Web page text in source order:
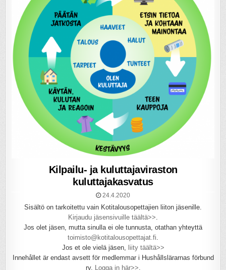
Kilpailu- ja kuluttajaviraston
kuluttajakasvatus
24.4.2020
Sisältö on tarkoitettu vain Kotitalousopettajien liiton jäsenille.
Kirjaudu jäsensivuille täältä>>
Jos olet jäsen, mutta sinulla ei ole tunnusta, otathan yhteyttä
toimisto@kotitalousopettajat.fi
Jos et ole vielä jäsen,
liity täältä>>
Innehållet är endast avsett för medlemmar i Hushållslärarnas förbund
ry.
Logga in här>>